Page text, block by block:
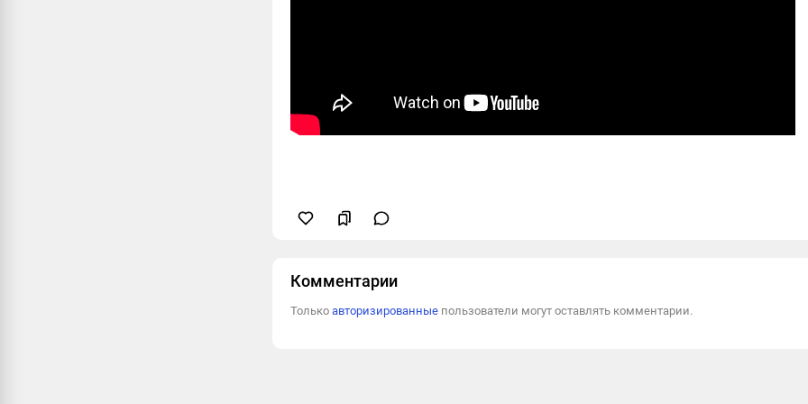
Комментарии
Только авторизированные пользователи могут оставлять комментарии.